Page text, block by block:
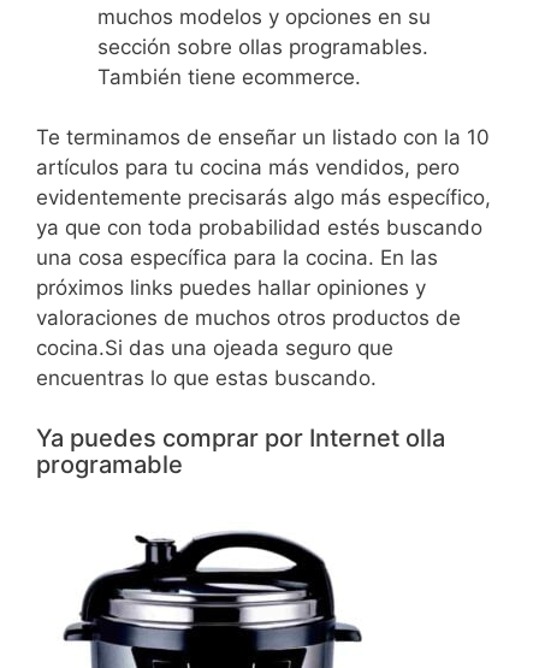
muchos modelos y opciones en su
sección sobre ollas programables.
También tiene ecommerce.
Te terminamos de enseñar un listado con la 10
artículos para tu cocina más vendidos, pero
evidentemente precisarás algo más específico,
ya que con toda probabilidad estés buscando
una cosa específica para la cocina. En las
próximos links puedes hallar opiniones y
valoraciones de muchos otros productos de
cocina.Si das una ojeada seguro que
encuentras lo que estas buscando.
Ya puedes comprar por Internet olla
programable